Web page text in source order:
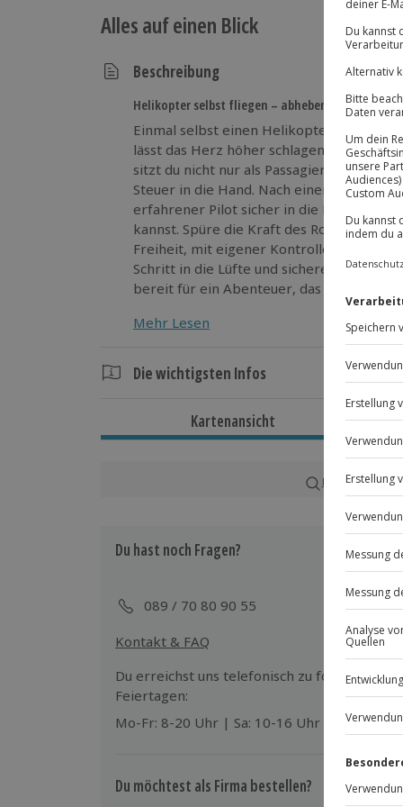
Alles auf einen Blick
Beschreibung
Helikopter selbst fliegen – abheben und staunen!
Einmal selbst einen Helikopter steuern
lässt das Herz höher schlagen. Bei einem
sitzt du nicht nur als Passagier im
Steuer in die Hand. Nach einer
erfahrener Pilot sicher in die Luft, wo du
kannst. Spüre die Kraft des Rotors, die
Freiheit, mit eigener Kontrolle über die
Schritt in die Lüfte und sichere dir
bereit für ein Abenteuer, das dich über
Mehr Lesen
Die wichtigsten Infos
Gesamtdauer: ca. 1-2 Stunden
Reine Erlebnisdauer: ca. 30 Minuten
Ganzjährig zu bestimmten Terminen
Mindestalter: 16 Jahre (unter 18
eines Erziehungsberechtigten)
Maximalgewicht inklusive Kleidung:
Angabe auf keinen Fall überschritten
Normale körperliche und physische
Wetter
Entscheidung obliegt dem
Kartenansicht
Karte in
Du hast noch Fragen?
089 / 70 80 90 55
Kontakt & FAQ
Du erreichst uns telefonisch zu folgenden
Feiertagen:
Mo-Fr: 8-20 Uhr | Sa: 10-16 Uhr
Du möchtest als Firma bestellen?